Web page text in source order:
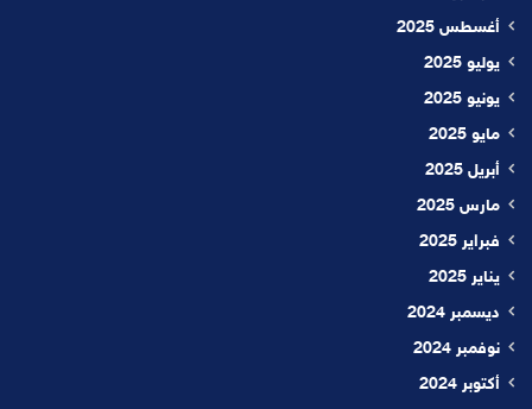
أغسطس 2025
يوليو 2025
يونيو 2025
مايو 2025
أبريل 2025
مارس 2025
فبراير 2025
يناير 2025
ديسمبر 2024
نوفمبر 2024
أكتوبر 2024